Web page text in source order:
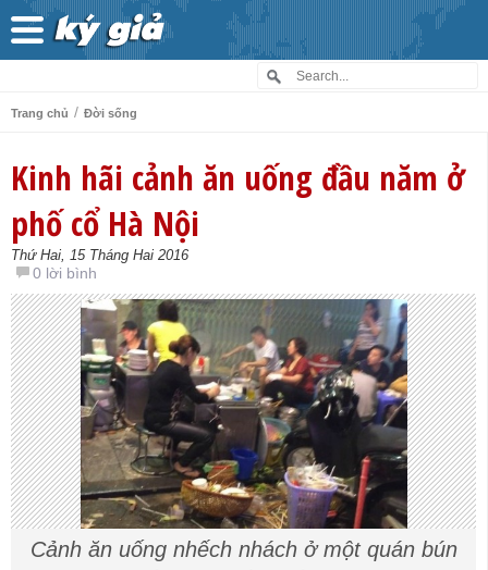
Trang chủ / Đời sống
Kinh hãi cảnh ăn uống đầu năm ở
phố cổ Hà Nội
Thứ Hai, 15 Tháng Hai 2016
0 lời bình
Cảnh ăn uống nhếch nhách ở một quán bún